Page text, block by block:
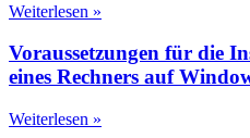
Weiterlesen »
Voraussetzungen für die
eines Rechners auf
Weiterlesen »